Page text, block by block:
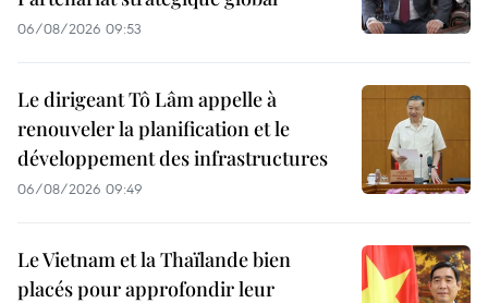
06/08/2026 09:53
Le dirigeant Tô Lâm appelle à
renouveler la planification et le
développement des infrastructures
06/08/2026 09:49
Le Vietnam et la Thaïlande bien
placés pour approfondir leur